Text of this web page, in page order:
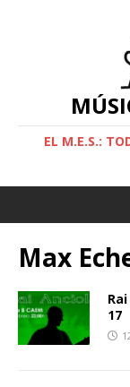
EL M.E.S.:
Max
17